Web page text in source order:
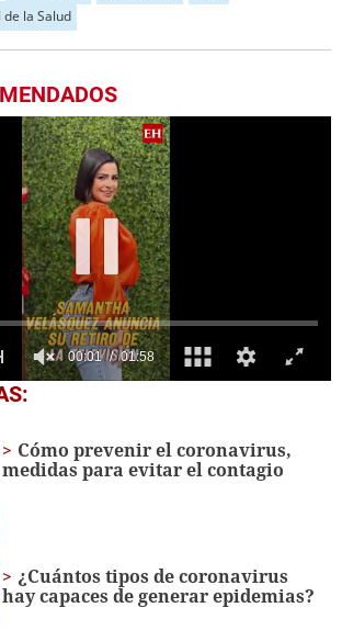
la Salud
Cómo prevenir el coronavirus,
medidas para evitar el contagio
¿Cuántos tipos de coronavirus
hay capaces de generar epidemias?